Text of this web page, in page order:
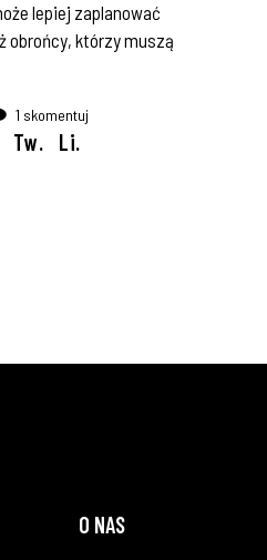
lepiej zaplanować
obrońcy, którzy muszą
1 skomentuj
Tw. Li.
O NAS